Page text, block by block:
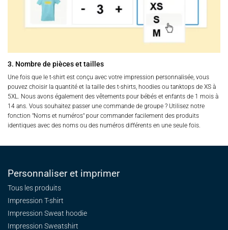
3. Nombre de pièces et tailles
Une fois que le t-shirt est conçu avec votre impression personnalisée, vous
pouvez choisir la quantité et la taille des t-shirts, hoodies ou tanktops de XS à
5XL. Nous avons également des vêtements pour bébés et enfants de 1 mois à
14 ans. Vous souhaitez passer une commande de groupe ? Utilisez notre
fonction "Noms et numéros" pour commander facilement des produits
identiques avec des noms ou des numéros différents en une seule fois.
Personnaliser et imprimer
Tous les produits
Impression T-shirt
Impression Sweat hoodie
Impression Sweatshirt